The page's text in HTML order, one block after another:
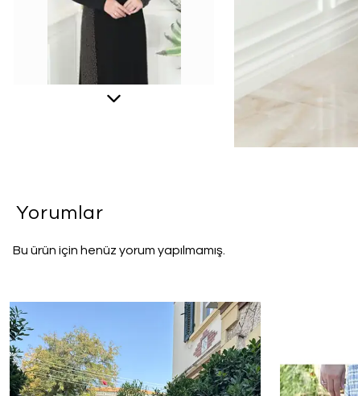
Yorumlar
Bu ürün için henüz yorum yapılmamış.